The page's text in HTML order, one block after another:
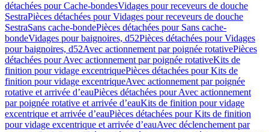
détachées pour Cache-bondesVidages pour receveurs de douche
SestraPièces détachées pour Vidages pour receveurs de douche
SestraSans cache-bondePièces détachées pour Sans cache-
bondeVidages pour baignoires, d52Pièces détachées pour Vidages
pour baignoires, d52Avec actionnement par poignée rotativePièces
détachées pour Avec actionnement par poignée rotativeKits de
finition pour vidage excentriquePièces détachées pour Kits de
finition pour vidage excentriqueAvec actionnement par poignée
rotative et arrivée d’eauPièces détachées pour Avec actionnement
par poignée rotative et arrivée d’eauKits de finition pour vidage
excentrique et arrivée d’eauPièces détachées pour Kits de finition
pour vidage excentrique et arrivée d’eauAvec déclenchement par